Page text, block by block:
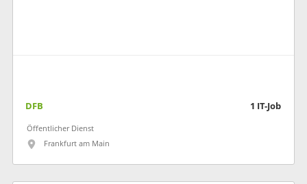
DFB 1 IT-Job
Öffentlicher Dienst
Frankfurt am Main